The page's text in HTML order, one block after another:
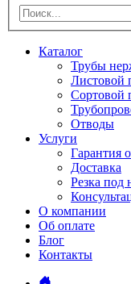
Каталог
Трубы
Листовой
Сортовой
Отводы
Услуги
Гарантия
Доставка
Резка под
О компании
Об оплате
Блог
Контакты